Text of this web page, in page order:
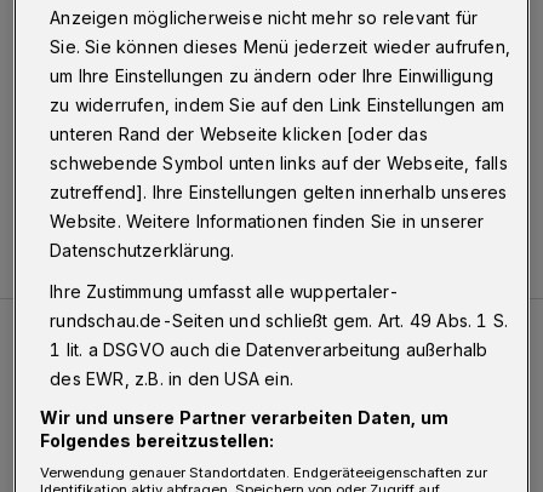
13.09.2015 , 10:44 Uhr Eine Minute Lesezeit
Meistgelesen Neueste Artikel Zum Thema
Schwerer Unfall mit 2,48 Promille
Anzeigen möglicherweise nicht mehr so relevant für
Sie. Sie können dieses Menü jederzeit wieder aufrufen,
um Ihre Einstellungen zu ändern oder Ihre Einwilligung
zu widerrufen, indem Sie auf den Link Einstellungen am
unteren Rand der Webseite klicken [oder das
schwebende Symbol unten links auf der Webseite, falls
zutreffend]. Ihre Einstellungen gelten innerhalb unseres
Website. Weitere Informationen finden Sie in unserer
Datenschutzerklärung.
Ihre Zustimmung umfasst alle wuppertaler-
rundschau.de-Seiten und schließt gem. Art. 49 Abs. 1 S.
1 lit. a DSGVO auch die Datenverarbeitung außerhalb
des EWR, z.B. in den USA ein.
Wir und unsere Partner verarbeiten Daten, um
Folgendes bereitzustellen:
Verwendung genauer Standortdaten. Endgeräteeigenschaften zur